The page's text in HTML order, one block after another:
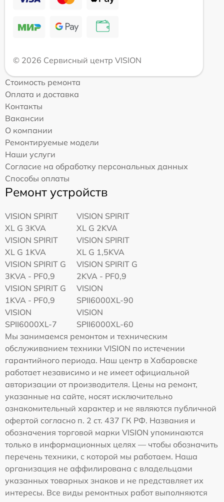
© 2026 Сервисный центр VISION
Стоимость ремонта
Оплата и доставка
Контакты
Вакансии
О компании
Ремонтируемые модели
Наши услуги
Согласие на обработку персональных данных
Способы оплаты
Ремонт устройств
VISION SPIRIT
XL G 3KVA
VISION SPIRIT
XL G 2KVA
VISION SPIRIT
XL G 1KVA
VISION SPIRIT
XL G 1,5KVA
VISION SPIRIT G
3KVA - PF0,9
VISION SPIRIT G
2KVA - PF0,9
VISION SPIRIT G
1KVA - PF0,9
VISION
SPII6000XL-90
VISION
SPII6000XL-7
VISION
SPII6000XL-60
Мы занимаемся ремонтом и техническим
обслуживанием техники VISION по истечении
гарантийного периода. Наш центр в Хабаровске
работает независимо и не имеет официальной
авторизации от производителя. Цены на ремонт,
указанные на сайте, носят исключительно
ознакомительный характер и не являются публичной
офертой согласно п. 2 ст. 437 ГК РФ. Названия и
обозначения торговой марки VISION упоминаются
только в информационных целях — чтобы обозначить
перечень техники, с которой мы работаем. Наша
организация не аффилирована с владельцами
указанных товарных знаков и не представляет их
интересы. Все виды ремонтных работ выполняются